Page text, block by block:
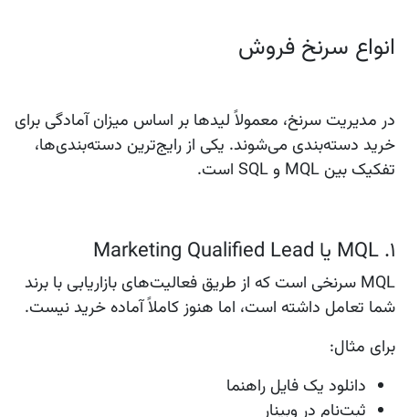
انواع سرنخ فروش
در مدیریت سرنخ، معمولاً لیدها بر اساس میزان آمادگی برای
خرید دسته‌بندی می‌شوند. یکی از رایج‌ترین دسته‌بندی‌ها،
تفکیک بین MQL و SQL است.
۱. MQL یا Marketing Qualified Lead
MQL سرنخی است که از طریق فعالیت‌های بازاریابی با برند
شما تعامل داشته است، اما هنوز کاملاً آماده خرید نیست.
برای مثال:
دانلود یک فایل راهنما
ثبت‌نام در وبینار